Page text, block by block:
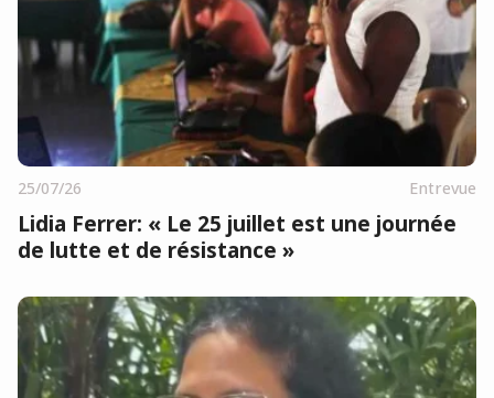
25/07/26 Entrevue
Lidia Ferrer: « Le 25 juillet est une journée
de lutte et de résistance »